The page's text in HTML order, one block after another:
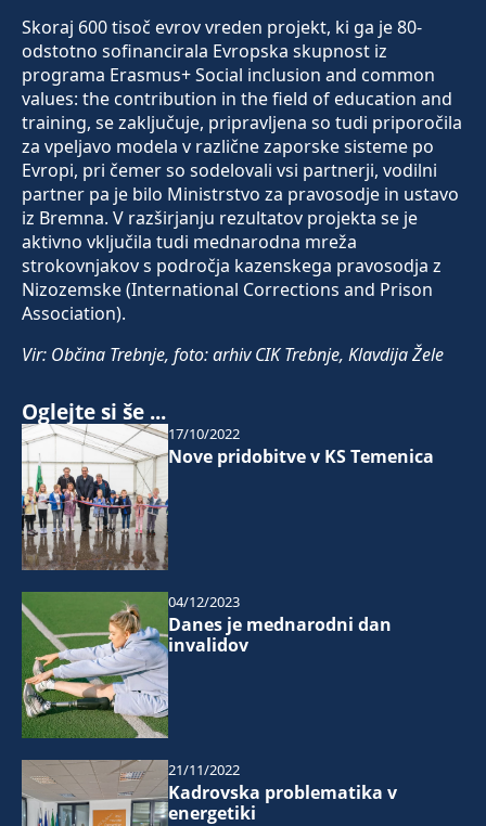
Skoraj 600 tisoč evrov vreden projekt, ki ga je 80-
odstotno sofinancirala Evropska skupnost iz
programa Erasmus+ Social inclusion and common
values: the contribution in the field of education and
training, se zaključuje, pripravljena so tudi priporočila
za vpeljavo modela v različne zaporske sisteme po
Evropi, pri čemer so sodelovali vsi partnerji, vodilni
partner pa je bilo Ministrstvo za pravosodje in ustavo
iz Bremna. V razširjanju rezultatov projekta se je
aktivno vključila tudi mednarodna mreža
strokovnjakov s področja kazenskega pravosodja z
Nizozemske (International Corrections and Prison
Association).
Vir: Občina Trebnje, foto: arhiv CIK Trebnje, Klavdija Žele
Oglejte si še ...
Nove pridobitve v KS Temenica
17/10/2022
Danes je mednarodni dan
invalidov
04/12/2023
Kadrovska problematika v
energetiki
21/11/2022